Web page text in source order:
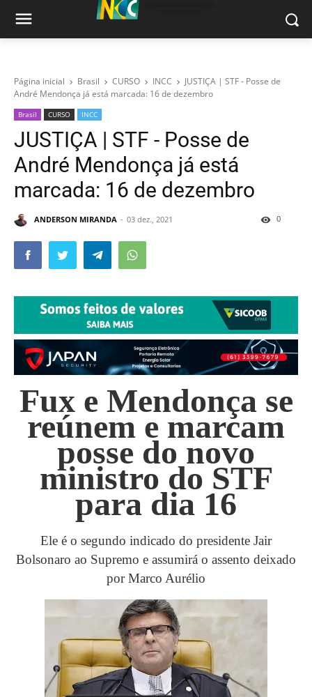
Página inicial Brasil CURSO INCC
JUSTIÇA | STF - Posse de
André Mendonça já está marcada: 16 de dezembro
Brasil CURSO INCC
JUSTIÇA | STF - Posse de
André Mendonça já está
marcada: 16 de dezembro
ANDERSON MIRANDA 03 dez., 2021 0
Fux e Mendonça se
reúnem e marcam
posse do novo
ministro do STF
para dia 16
Ele é o segundo indicado do presidente Jair
Bolsonaro ao Supremo e assumirá o assento deixado
por Marco Aurélio